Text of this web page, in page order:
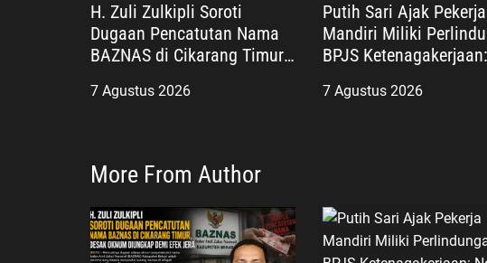
H. Zuli Zulkipli Soroti
Dugaan Pencatutan Nama
BAZNAS di Cikarang Timur,
demi Efek Jera
7 Agustus 2026
Putih Sari Ajak Pekerja
Mandiri Miliki
BPJS Ketenagakerjaan:
Pekerja, Wujudkan
7 Agustus 2026
More From Author